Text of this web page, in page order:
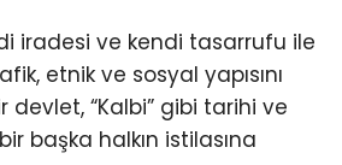
iradesi ve kendi tasarrufu ile
etnik ve sosyal yapısını
devlet, “Kalbi” gibi tarihi ve
başka halkın istilasına